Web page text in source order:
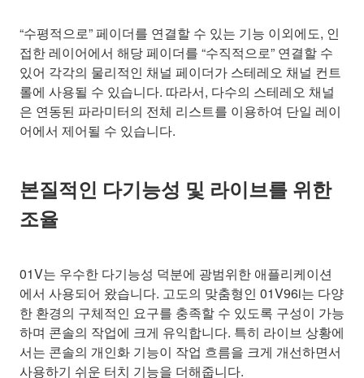
“수평적으로” 페이더를 연결할 수 있는 기능 이외에도, 인
접한 레이어에서 해당 페이더를 “수직적으로” 연결할 수
있어 각각의 물리적인 채널 페이더가 스테레오 채널 컨트
롤에 사용될 수 있습니다. 따라서, 다수의 스테레오 채널
은 연동된 파라미터의 전체 리스트를 이용하여 단일 레이
어에서 제어될 수 있습니다.
본질적인 다기능성 및 라이브를 위한
조율
01V는 우수한 다기능성 덕분에 광범위한 애플리케이션
에서 사용되어 왔습니다. 고도의 맞춤형인 01V96i는 다양
한 환경의 구체적인 요구를 충족할 수 있도록 구성이 가능
하며 콘솔의 작업에 크게 유익합니다. 특히 라이브 상황에
서는 콘솔의 개인화 기능이 작업 흐름을 크게 개선하면서
사용하기 쉬운 터치 기능을 더해줍니다.